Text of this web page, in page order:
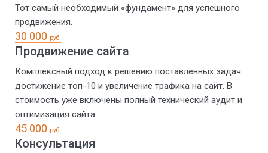
Тот самый необходимый «фундамент» для успешного
продвижения.
30 000 руб.
Продвижение сайта
Комплексный подход к решению поставленных задач:
достижение топ-10 и увеличение трафика на сайт. В
стоимость уже включены полный технический аудит и
оптимизация сайта.
45 000 руб.
Консультация